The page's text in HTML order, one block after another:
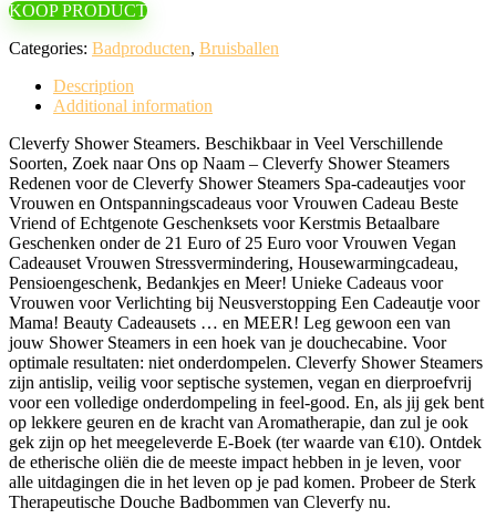
KOOP PRODUCT
Categories: Badproducten, Bruisballen
Description
Additional information
Cleverfy Shower Steamers. Beschikbaar in Veel Verschillende
Soorten, Zoek naar Ons op Naam – Cleverfy Shower Steamers
Redenen voor de Cleverfy Shower Steamers Spa-cadeautjes voor
Vrouwen en Ontspanningscadeaus voor Vrouwen Cadeau Beste
Vriend of Echtgenote Geschenksets voor Kerstmis Betaalbare
Geschenken onder de 21 Euro of 25 Euro voor Vrouwen Vegan
Cadeauset Vrouwen Stressvermindering, Housewarmingcadeau,
Pensioengeschenk, Bedankjes en Meer! Unieke Cadeaus voor
Vrouwen voor Verlichting bij Neusverstopping Een Cadeautje voor
Mama! Beauty Cadeausets … en MEER! Leg gewoon een van
jouw Shower Steamers in een hoek van je douchecabine. Voor
optimale resultaten: niet onderdompelen. Cleverfy Shower Steamers
zijn antislip, veilig voor septische systemen, vegan en dierproefvrij
voor een volledige onderdompeling in feel-good. En, als jij gek bent
op lekkere geuren en de kracht van Aromatherapie, dan zul je ook
gek zijn op het meegeleverde E-Boek (ter waarde van €10). Ontdek
de etherische oliën die de meeste impact hebben in je leven, voor
alle uitdagingen die in het leven op je pad komen. Probeer de Sterk
Therapeutische Douche Badbommen van Cleverfy nu.